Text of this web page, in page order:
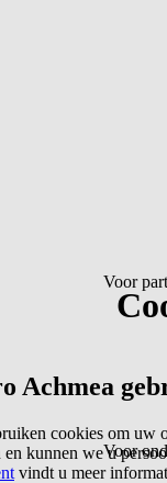
Voor
Voor
Achmea
cookies om uw
en kunnen we u
vindt u meer